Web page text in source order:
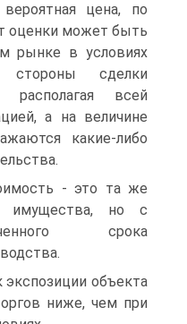
цена, по
оценки может быть
рынке в условиях
стороны сделки
располагая всей
а на величине
какие-либо
- это та же
имущества, но с
срока
объекта
ниже, чем при